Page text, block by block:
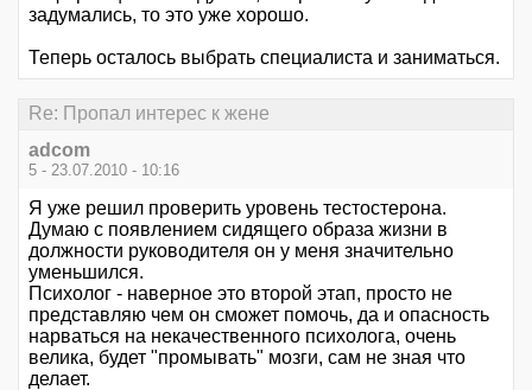
задумались, то это уже хорошо.
Теперь осталось выбрать специалиста и заниматься.
Re: Пропал интерес к жене
adcom
5 - 23.07.2010 - 10:16
Я уже решил проверить уровень тестостерона.
Думаю с появлением сидящего образа жизни в
должности руководителя он у меня значительно
уменьшился.
Психолог - наверное это второй этап, просто не
представляю чем он сможет помочь, да и опасность
нарваться на некачественного психолога, очень
велика, будет "промывать" мозги, сам не зная что
делает.